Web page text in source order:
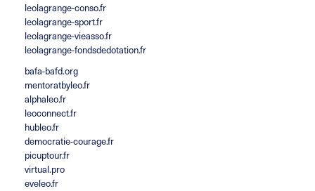
leolagrange-conso.fr
leolagrange-sport.fr
leolagrange-vieasso.fr
leolagrange-fondsdedotation.fr
bafa-bafd.org
mentoratbyleo.fr
alphaleo.fr
leoconnect.fr
hubleo.fr
democratie-courage.fr
picuptour.fr
virtual.pro
eveleo.fr